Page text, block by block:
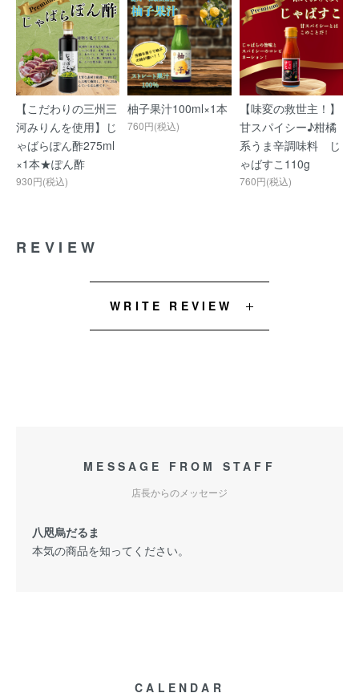
【こだわりの三州三
河みりんを使用】じ
ゃばらぽん酢275ml
×1本★ぽん酢
930円(税込)
柚子果汁100ml×1本
760円(税込)
【味変の救世主！】
甘スパイシー♪柑橘
系うま辛調味料 じ
ゃばすこ110g
760円(税込)
REVIEW
WRITE REVIEW
MESSAGE FROM STAFF
店長からのメッセージ
八咫烏だるま
本気の商品を知ってください。
CALENDAR